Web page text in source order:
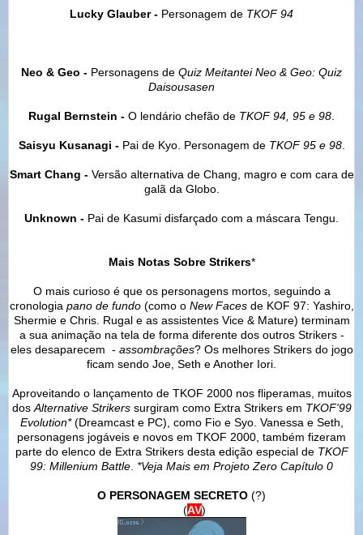
Lucky Glauber - Personagem de TKOF 94
Neo & Geo - Personagens de Quiz MeitanteiNeo & Geo: Quiz
Daisousasen
Rugal Bernstein - O lendário chefão de TKOF 94, 95 e 98
Saisyu Kusanagi - Pai de Kyo. Personagem de TKOF 95 e 98.
Smart Chang - Versão alternativa de Chang, magro e com cara de
galã da Globo.
Unknown - Pai de Kasumi disfarçado com a máscara Tengu.
Mais Notas Sobre Strikers*
O mais curioso é que os personagens mortos, seguindo a
cronologia pano de fundo(como o New Facesde KOF 97: Yashiro,
Shermie e Chris. Rugal e as assistentes Vice & Mature) terminam
a sua animação na tela de forma diferente dos outros Strikers -
eles desaparecem - assombrações? Os melhores Strikers do jogo
ficam sendo Joe, Seth e Another Iori.
Aproveitando o lançamento de TKOF 2000 nos fliperamas, muitos
dos Alternative Strikers surgiram como Extra Strikers em TKOF'99
Evolution*(Dreamcast e PC), como Fio e Syo. Vanessa e Seth,
personagens jogáveis e novos em TKOF 2000, também fizeram
parte do elenco de Extra Strikers desta edição especial de TKOF
99: Millenium Battle *Veja Mais em Projeto Zero Capítulo 0
O PERSONAGEM SECRETO (?)
(AV)